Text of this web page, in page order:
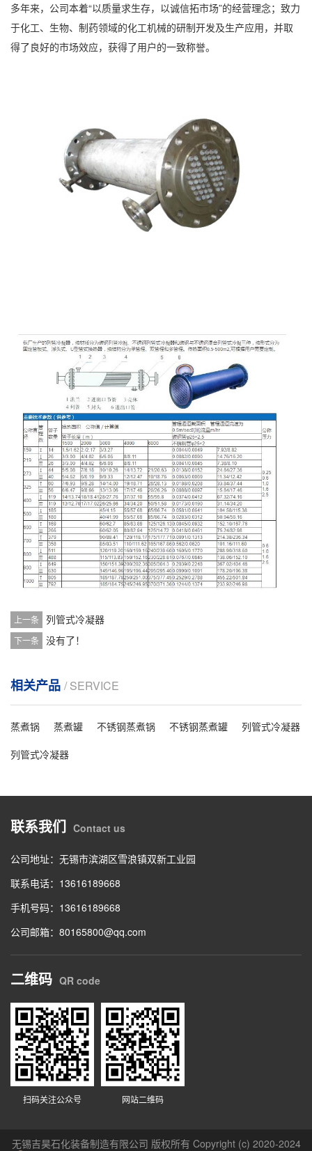
多年来，公司本着“以质量求生存，以诚信拓市场”的经营理念；致力
于化工、生物、制药领域的化工机械的研制开发及生产应用，并取
得了良好的市场效应，获得了用户的一致称誉。
上一条 列管式冷凝器
下一条 没有了！
相关产品 / SERVICE
蒸煮锅 蒸煮罐 不锈钢蒸煮锅 不锈钢蒸煮罐
列管式冷凝器
列管式冷凝器
联系我们 Contact us
公司地址：无锡市滨湖区雪浪镇双新工业园
联系电话：13616189668
手机号码：13616189668
公司邮箱：80165800@qq.com
二维码 QR code
扫码关注公众号 网站二维码
无锡吉昊石化装备制造有限公司 版权所有 Copyright (c) 2020-2024